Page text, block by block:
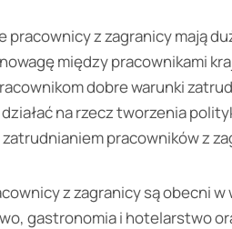
pracownicy z zagranicy mają
między pracownikami
dobre warunki
na rzecz tworzenia
pracowników z
z zagranicy są obecni
gastronomia i hotelarstwo